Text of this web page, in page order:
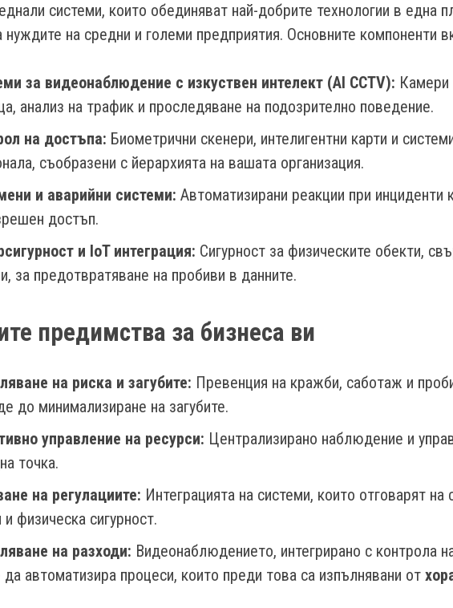
системи, които обединяват най-добрите технологии в една
нуждите на средни и големи предприятия. Основните компоненти
за видеонаблюдение с изкуствен интелект (AI CCTV): Камери
анализ на трафик и проследяване на подозрително поведение.
на достъпа: Биометрични скенери, интелигентни карти и
съобразени с йерархията на вашата организация.
и аварийни системи: Автоматизирани реакции при инциденти
достъп.
и IoT интеграция: Сигурност за физическите обекти,
за предотвратяване на пробиви в данните.
предимства за бизнеса ви
на риска и загубите: Превенция на кражби, саботаж и
до минимализиране на загубите.
управление на ресурси: Централизирано наблюдение и
точка.
на регулациите: Интеграцията на системи, които отговарят на
и физическа сигурност.
на разходи: Видеонаблюдението, интегрирано с контрола
автоматизира процеси, които преди това са изпълнявани от